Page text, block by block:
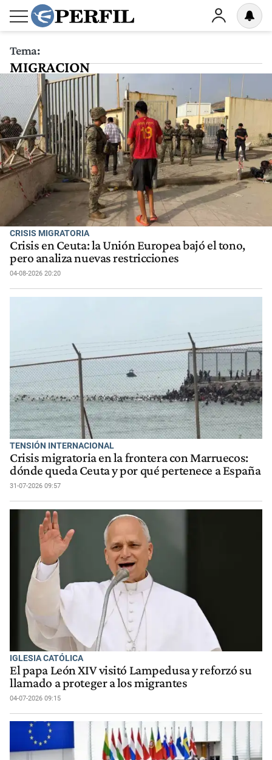
Tema:
MIGRACION
CRISIS MIGRATORIA
Crisis en Ceuta: la Unión Europea bajó el tono,
pero analiza nuevas restricciones
04-08-2026 20:20
TENSIÓN INTERNACIONAL
Crisis migratoria en la frontera con Marruecos:
dónde queda Ceuta y por qué pertenece a España
31-07-2026 09:57
IGLESIA CATÓLICA
El papa León XIV visitó Lampedusa y reforzó su
llamado a proteger a los migrantes
04-07-2026 09:15